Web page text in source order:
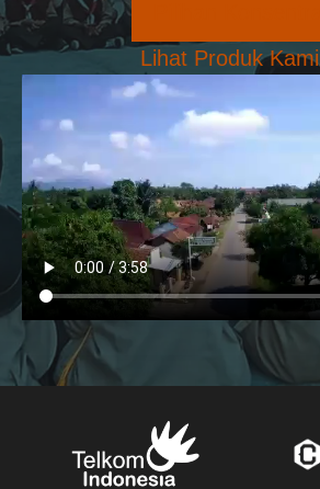
Lihat Produk Kami